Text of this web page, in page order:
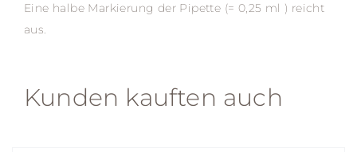
Eine halbe Markierung der Pipette (= 0,25 ml ) reicht
aus.
Kunden kauften auch